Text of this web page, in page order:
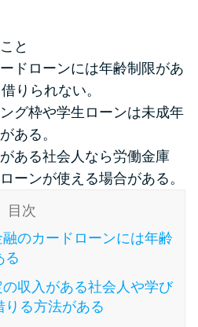
ローンの見直しで40万円
話
短40分で借りられるカ
ーン
ージ一覧
す
ードローンを選ぶべき4つ
と
ドローンには年齢制限があ
りられない。
グ枠や学生ローンは未成年
ある。
ある社会人なら労働金庫
ーンが使える場合がある。
目次
のカードローンには年齢
る
収入がある社会人や学び
りる方法がある